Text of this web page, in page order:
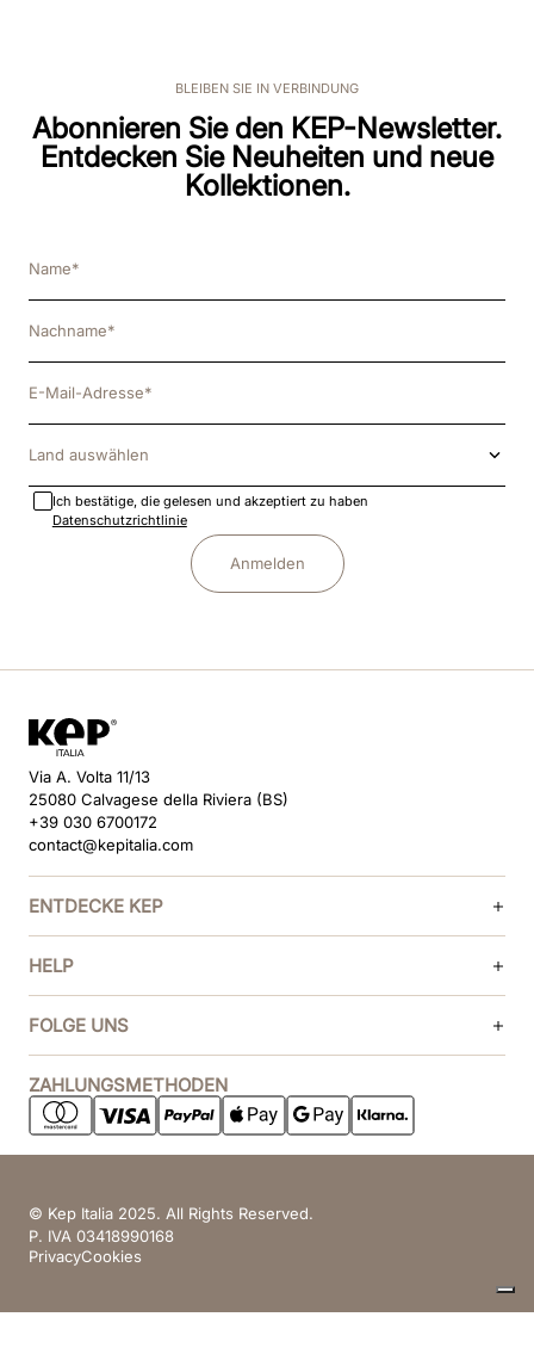
BLEIBEN SIE IN VERBINDUNG
Abonnieren Sie den KEP-Newsletter.
Entdecken Sie Neuheiten und neue
Kollektionen.
Land auswählen
Ich bestätige, die gelesen und akzeptiert zu haben
Datenschutzrichtlinie
Anmelden
Via A. Volta 11/13
25080 Calvagese della Riviera (BS)
+39 030 6700172
contact@kepitalia.com
ENTDECKE KEP
HELP
FOLGE UNS
ZAHLUNGSMETHODEN
© Kep Italia 2025. All Rights Reserved.
P. IVA 03418990168
PrivacyCookies